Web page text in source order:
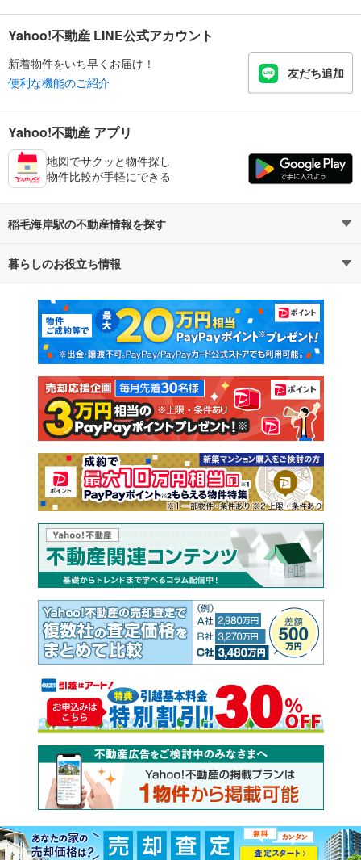
Yahoo!不動産 LINE公式アカウント
新着物件をいち早くお届け！
便利な機能のご紹介
友だち追加
Yahoo!不動産 アプリ
地図でサクッと物件探し
物件比較が手軽にできる
稲毛海岸駅の不動産情報を探す
不動産・住宅
新築マンション 中古マンション
新築一戸建て 中古一戸建て
注文住宅 土地
売却査定
暮らしのお役立ち情報
マンションカタログ 教えて！住まいの先生